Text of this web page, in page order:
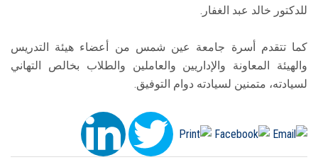
للدكتور خالد عبد الغفار.
كما تتقدم أسرة جامعة عين شمس من أعضاء هيئة التدريس
والهيئة المعاونة والإداريين والعاملين والطلاب بخالص التهاني
لسيادته، متمنين لسيادته دوام التوفيق.